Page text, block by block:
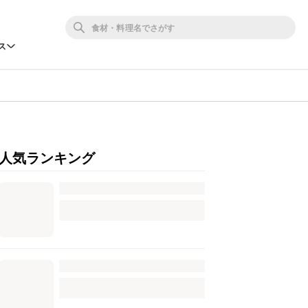
人気ランキング